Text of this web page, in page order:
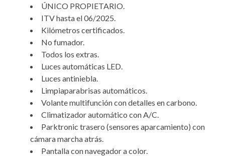
ÚNICO PROPIETARIO.
ITV hasta el 06/2025.
Kilómetros certificados.
No fumador.
Todos los extras.
Luces automáticas LED.
Luces antiniebla.
Limpiaparabrisas automáticos.
Volante multifunción con detalles en carbono.
Climatizador automático con A/C.
Parktronic trasero (sensores aparcamiento) con
cámara marcha atrás.
Pantalla con navegador a color.